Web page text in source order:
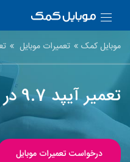
موبایل کمک تعمیرات موبایل
تعمیر آیپد 9.7 در موبایل کمک
درخواست تعمیرات موبایل